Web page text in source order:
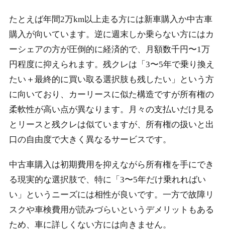
たとえば年間2万km以上走る方には新車購入か中古車
購入が向いています。逆に週末しか乗らない方にはカ
ーシェアの方が圧倒的に経済的で、月額数千円〜1万
円程度に抑えられます。残クレは「3〜5年で乗り換え
たい＋最終的に買い取る選択肢も残したい」という方
に向いており、カーリースに似た構造ですが所有権の
柔軟性が高い点が異なります。月々の支払いだけ見る
とリースと残クレは似ていますが、所有権の扱いと出
口の自由度で大きく異なるサービスです。
中古車購入は初期費用を抑えながら所有権を手にでき
る現実的な選択肢で、特に「3〜5年だけ乗れればい
い」というニーズには相性が良いです。一方で故障リ
スクや車検費用が読みづらいというデメリットもある
ため、車に詳しくない方には向きません。